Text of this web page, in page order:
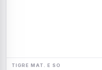
TIGRE MAT. E SO